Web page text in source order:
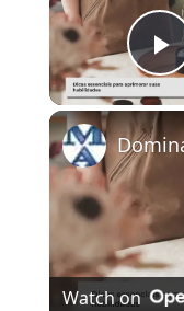
Watch on